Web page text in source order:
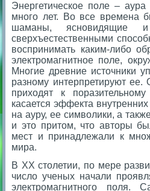
Энергетическое поле –
много лет. Во все времена
шаманы, ясновидящие
сверхъестественными
воспринимать каким-либо
электромагнитное поле,
Многие древние источники
разному интерпретируют
приходят к
касается эффекта
на ауру, ее символики, а
и это притом, что авторы
мест и принадлежали к
мира.
В XX столетии, по мере
число ученых начали
электромагнитного поля.